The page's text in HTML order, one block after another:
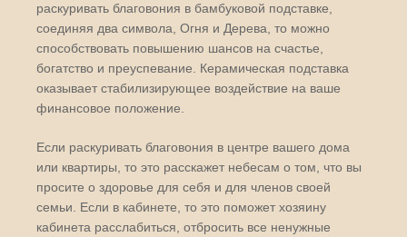
раскуривать благовония в бамбуковой подставке,
соединяя два символа, Огня и Дерева, то можно
способствовать повышению шансов на счастье,
богатство и преуспевание. Керамическая подставка
оказывает стабилизирующее воздействие на ваше
финансовое положение.
Если раскуривать благовония в центре вашего дома
или квартиры, то это расскажет небесам о том, что вы
просите о здоровье для себя и для членов своей
семьи. Если в кабинете, то это поможет хозяину
кабинета расслабиться, отбросить все ненужные